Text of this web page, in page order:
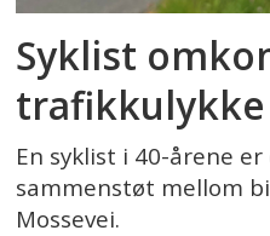
Syklist
trafikkulykke
En syklist i 40-årene
sammenstøt mellom
Mossevei.